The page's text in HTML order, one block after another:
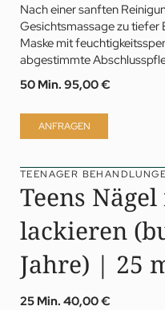
Nach einer sanften
Gesichtsmassage zu tiefer
Maske mit
abgestimmte
50 Min. 95,00 €
ANFRAGEN
TEENAGER
Teens
lackieren
Jahre) | 25
25 Min. 40,00 €